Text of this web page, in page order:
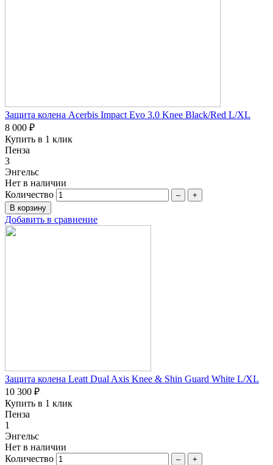
Защита колена Acerbis Impact Evo 3.0 Knee Black/Red L/XL
8 000 ₽
Купить в 1 клик
Пенза
3
Энгельс
Нет в наличии
Количество
– +
Добавить в сравнение
Защита колена Leatt Dual Axis Knee & Shin Guard White L/XL
10 300 ₽
Купить в 1 клик
Пенза
1
Энгельс
Нет в наличии
Количество
– +